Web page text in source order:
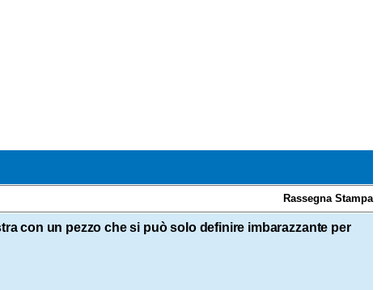
Rassegna Stampa
con un pezzo che si può solo definire imbarazzante per